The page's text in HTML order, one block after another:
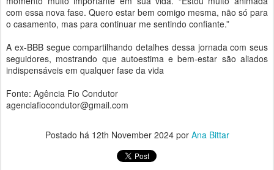
com essa nova fase. Quero estar bem comigo mesma, não só para
o casamento, mas para continuar me sentindo confiante.”
A ex-BBB segue compartilhando detalhes dessa jornada com seus
seguidores, mostrando que autoestima e bem-estar são aliados
indispensáveis em qualquer fase da vida
Fonte: Agência Fio Condutor
agenciafiocondutor@gmail.com
Postado há 12th November 2024por Ana Bittar